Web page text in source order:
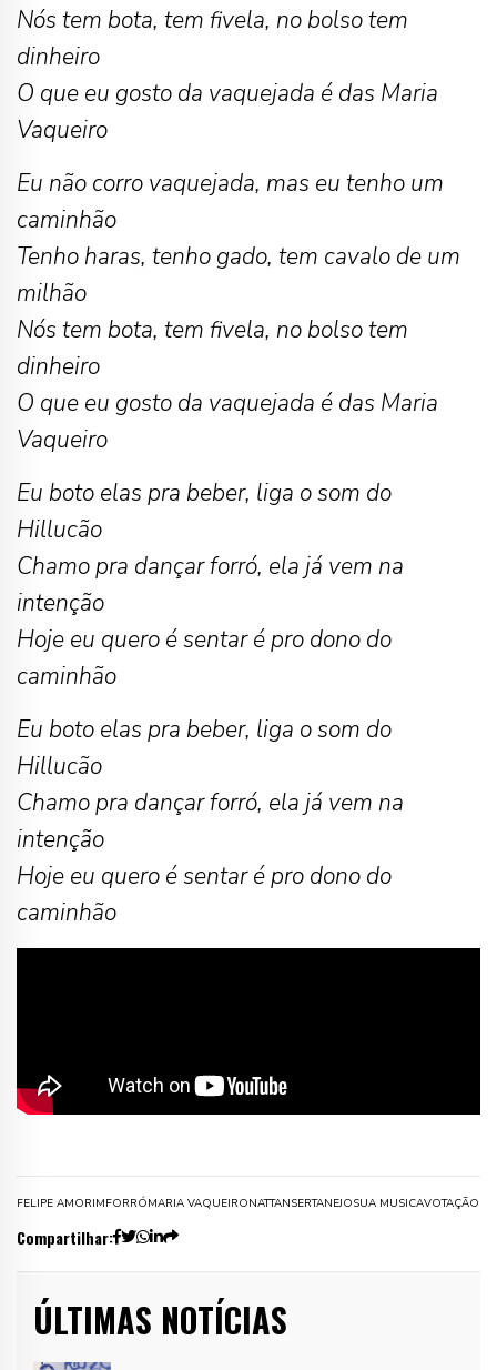
Nós tem bota, tem fivela, no bolso tem
dinheiro
O que eu gosto da vaquejada é das Maria
Vaqueiro
Eu não corro vaquejada, mas eu tenho um
caminhão
Tenho haras, tenho gado, tem cavalo de um
milhão
Nós tem bota, tem fivela, no bolso tem
dinheiro
O que eu gosto da vaquejada é das Maria
Vaqueiro
Eu boto elas pra beber, liga o som do
Hillucão
Chamo pra dançar forró, ela já vem na
intenção
Hoje eu quero é sentar é pro dono do
caminhão
Eu boto elas pra beber, liga o som do
Hillucão
Chamo pra dançar forró, ela já vem na
intenção
Hoje eu quero é sentar é pro dono do
caminhão
FELIPE AMORIMFORRÓMARIA VAQUEIRONATTANSERTANEJOSUA MUSICAVOTAÇÃO
Compartilhar:
ÚLTIMAS NOTÍCIAS